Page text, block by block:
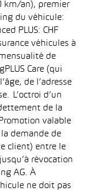
km/an), premier
du véhicule:
PLUS: CHF
véhicules à
de
Care (qui
de l’adresse
L’octroi d’un
de la
valable
demande de
client) entre le
révocation
AG. À
ne doit pas